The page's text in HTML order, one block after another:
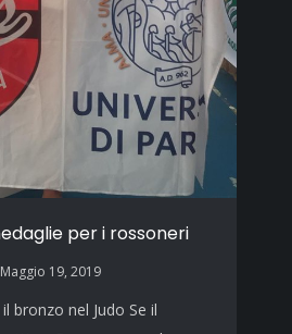
per i rossoneri
Maggio 19, 2019
bronzo nel Judo Se il